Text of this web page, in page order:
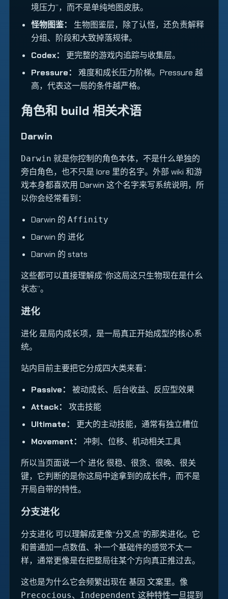
境压力”，而不是单纯地图皮肤。
怪物图鉴：
生物图鉴层，除了认怪，还负责解释
分组、阶段和大致掉落规律。
Codex：
更完整的游戏内追踪与收集层。
Pressure：
难度和成长压力阶梯。Pressure 越
高，代表这一局的条件越严格。
角色和 build 相关术语
Darwin
Darwin 就是你控制的角色本体，不是什么单独的
旁白角色，也不只是 lore 里的名字。外部 wiki 和游
戏本身都喜欢用 Darwin 这个名字来写系统说明，所
以你会经常看到：
Darwin 的 Affinity
Darwin 的 进化
Darwin 的 stats
这些都可以直接理解成“你这局这只生物现在是什么
状态”。
进化
进化是局内成长项，是一局真正开始成型的核心系
统。
站内目前主要把它分成四大类来看：
Passive：
被动成长、后台收益、反应型效果
Attack：
攻击技能
Ultimate：
更大的主动技能，通常有独立槽位
Movement：
冲刺、位移、机动相关工具
所以当页面说一个 进化 很稳、很贪、很晚、很关
键，它判断的是你这局中途拿到的成长件，而不是
开局自带的特性。
分支进化
分支进化可以理解成更像“分叉点”的那类进化。它
和普通加一点数值、补一个基础件的感觉不太一
样，通常更像是在把整局往某个方向真正推过去。
这也是为什么它会频繁出现在 基因 文案里。像
Precocious、 Independent 这种特性一旦提到